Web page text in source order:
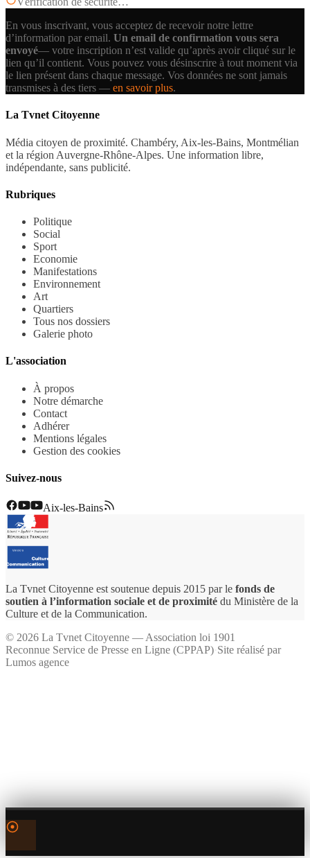
En vous inscrivant, vous acceptez de recevoir notre lettre
d’information par email. Un email de confirmation vous sera
envoyé— votre inscription n’est valide qu’après avoir cliqué sur le
lien qu’il contient. Vous pouvez vous désinscrire à tout moment via
le lien présent dans chaque message. Vos données ne sont jamais
transmises à des tiers — en savoir plus.
La Tvnet Citoyenne
Média citoyen de proximité. Chambéry, Aix-les-Bains, Montmélian
et la région Auvergne-Rhône-Alpes. Une information libre,
indépendante, sans publicité.
Rubriques
Politique
Social
Sport
Economie
Manifestations
Environnement
Art
Quartiers
Tous nos dossiers
Galerie photo
L'association
À propos
Notre démarche
Contact
Adhérer
Mentions légales
Gestion des cookies
Suivez-nous
Aix-les-Bains
La Tvnet Citoyenne est soutenue depuis 2015 par le fonds de
soutien à l’information sociale et de proximité du Ministère de la
Culture et de la Communication.
© 2026 La Tvnet Citoyenne — Association loi 1901
Reconnue Service de Presse en Ligne (CPPAP)·Site réalisé par
Lumos agence